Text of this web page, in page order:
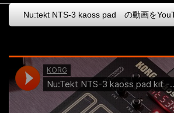
Nu:tekt NTS-3 kaoss pad の動画を